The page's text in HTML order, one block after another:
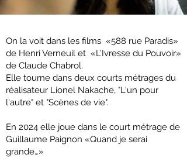
On la voit dans les films «588 rue Paradis»
de Henri Verneuil et «L’Ivresse du Pouvoir»
de Claude Chabrol.
Elle tourne dans deux courts métrages du
réalisateur Lionel Nakache, "L'un pour
l'autre" et "Scènes de vie".
En 2024 elle joue dans le court métrage de
Guillaume Paignon «Quand je serai
grande…»